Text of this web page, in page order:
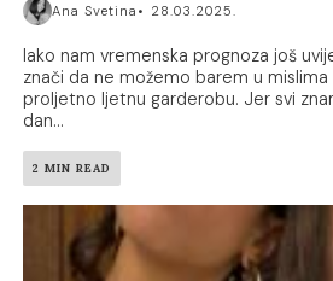
Ana Svetina 28.03.2025.
Iako nam vremenska prognoza još
znači da ne možemo barem u
proljetno ljetnu garderobu. Jer svi
dan...
2 MIN READ